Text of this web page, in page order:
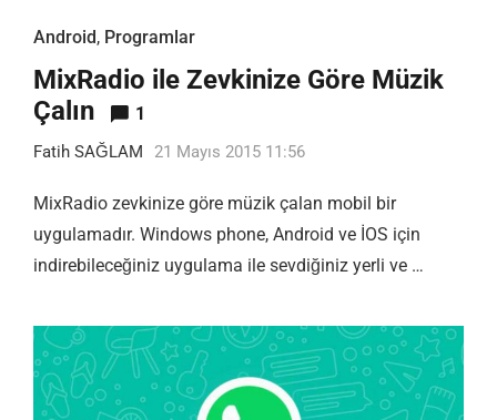
Android, Programlar
MixRadio ile Zevkinize Göre Müzik
Çalın
1
Fatih SAĞLAM 21 Mayıs 2015 11:56
MixRadio zevkinize göre müzik çalan mobil bir
uygulamadır. Windows phone, Android ve İOS için
indirebileceğiniz uygulama ile sevdiğiniz yerli ve …